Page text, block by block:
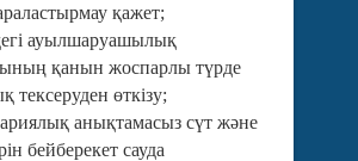
қажет;
ауылшаруашылық
қанын жос­парлы түрде
тексеруден өткізу;
анықтамасыз сүт және
бейберекет сауда